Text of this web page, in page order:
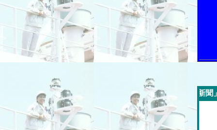
今週の「内航海運新聞」広告スポンサ